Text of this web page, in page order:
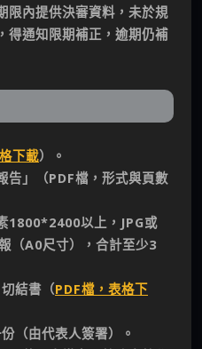
限內提供決審資料，未於規
得通知限期補正，逾期仍補
下載）。
告」（PDF檔，形式與頁數
1800*2400以上，JPG或
（A0尺寸），合計至少3
結書（PDF檔，表格下
（由代表人簽署）。